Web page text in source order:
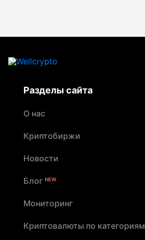
Разделы сайта
О нас
Криптобиржи
Новости
Блог NEW
Мониторинг
Криптовалюты по категориям